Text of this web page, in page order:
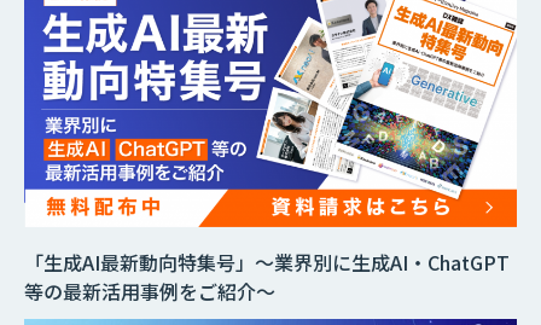
「生成AI最新動向特集号」～業界別に生成AI・ChatGPT
等の最新活用事例をご紹介～